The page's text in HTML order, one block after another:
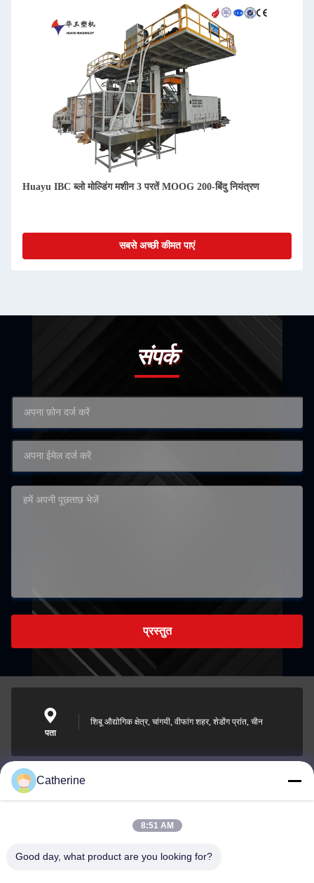
Huayu IBC ब्लो मोल्डिंग मशीन 3 परतें MOOG 200-बिंदु नियंत्रण
सबसे अच्छी कीमत पाएं
संपर्क
प्रस्तुत
पता
शिबू औद्योगिक क्षेत्र, चांगयी, वीफांग शहर, शेडोंग प्रांत, चीन
padraic@huayumachine.cn
Catherine
8:51 AM
Good day, what product are you looking for?